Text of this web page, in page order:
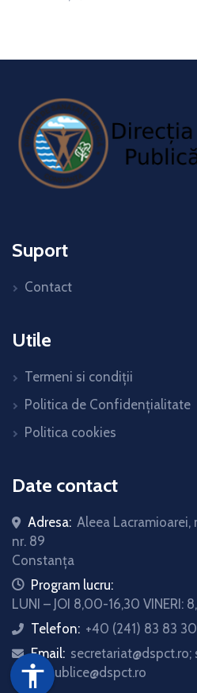
accessibility
Suport
Contact
Utile
Termeni si condiții
Politica de Confidențialitate
Politica cookies
Date contact
Adresa: Aleea Lacramioarei,
nr. 89
Constanța
iconProgram lucru:
LUNI – JOI 8,00-16,30 VINERI:
icon
Telefon: +40 (241) 83 83 30
icon
Email:
relatii.publice@dspct.ro